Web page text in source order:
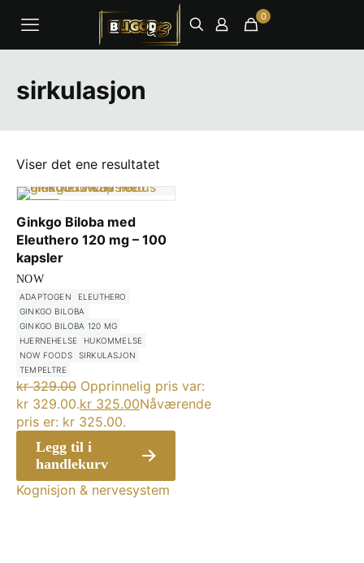
0
sirkulasjon
Viser det ene resultatet
Ginkgo Biloba med
Eleuthero 120 mg – 100
kapsler
NOW
ADAPTOGEN
ELEUTHERO
GINKGO BILOBA
GINKGO BILOBA 120 MG
HJERNEHELSE
HUKOMMELSE
NOW FOODS
SIRKULASJON
TEMPELTRE
kr329.00 Opprinnelig pris var:
kr 329.00.kr 325.00Nåværende
pris er: kr 325.00.
Legg til i
handlekurv
Kognisjon & nervesystem